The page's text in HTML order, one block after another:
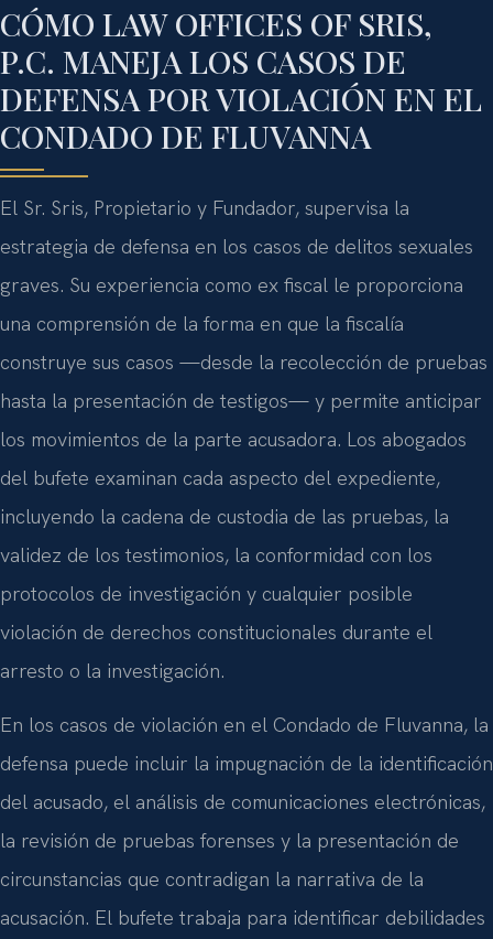
CÓMO LAW OFFICES OF SRIS,
P.C. MANEJA LOS CASOS DE
DEFENSA POR VIOLACIÓN EN EL
CONDADO DE FLUVANNA
El Sr. Sris, Propietario y Fundador, supervisa la
estrategia de defensa en los casos de delitos sexuales
graves. Su experiencia como ex fiscal le proporciona
una comprensión de la forma en que la fiscalía
construye sus casos —desde la recolección de pruebas
hasta la presentación de testigos— y permite anticipar
los movimientos de la parte acusadora. Los abogados
del bufete examinan cada aspecto del expediente,
incluyendo la cadena de custodia de las pruebas, la
validez de los testimonios, la conformidad con los
protocolos de investigación y cualquier posible
violación de derechos constitucionales durante el
arresto o la investigación.
En los casos de violación en el Condado de Fluvanna, la
defensa puede incluir la impugnación de la identificación
del acusado, el análisis de comunicaciones electrónicas,
la revisión de pruebas forenses y la presentación de
circunstancias que contradigan la narrativa de la
acusación. El bufete trabaja para identificar debilidades